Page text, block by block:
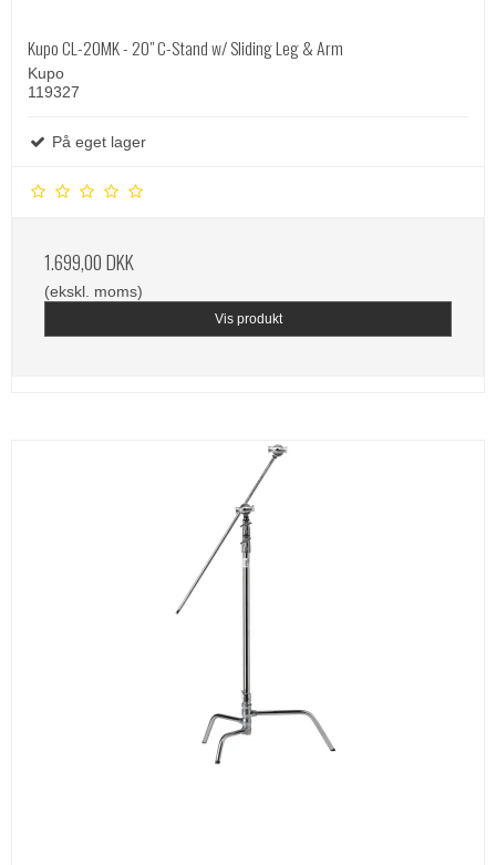
Kupo CL-20MK - 20" C-Stand w/ Sliding Leg & Arm
Kupo
119327
På eget lager
1.699,00 DKK
(ekskl. moms)
Vis produkt